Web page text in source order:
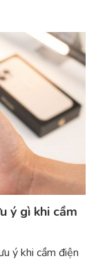
ý gì khi cầm
ý khi cầm điện